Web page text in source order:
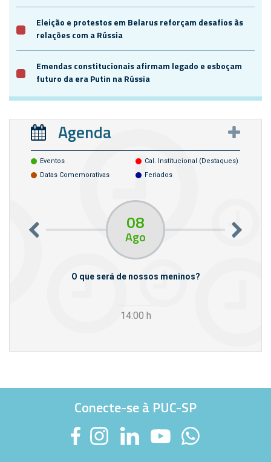
Eleição e protestos em Belarus reforçam desafios às
relações com a Rússia
Emendas constitucionais afirmam legado e esboçam
futuro da era Putin na Rússia
Agenda
Eventos
Cal. Institucional (destaques)
Datas Comemorativas
Feriados
08
Ago
O que será de nossos meninos?
14:00 h
Conecte-se à PUC-SP